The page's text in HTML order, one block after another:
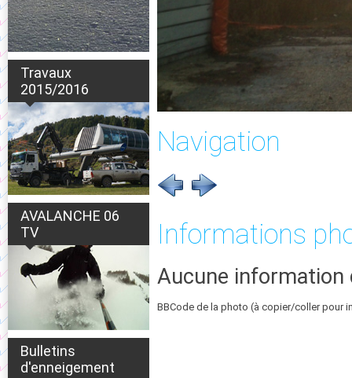
Travaux
2015/2016
AVALANCHE 06
TV
Bulletins
d'enneigement
Navigation
Informations
Aucune information
BBCode de la photo (à copier/coller pour